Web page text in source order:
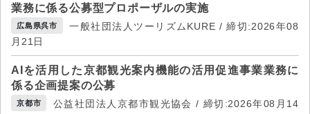
業務に係る公募型プロポーザルの実施
広島県呉市
一般社団法人ツーリズムKURE / 締切:2026年08
月21日
AIを活用した京都観光案内機能の活用促進事業業務に
係る企画提案の公募
京都市
公益社団法人京都市観光協会 / 締切:2026年08月14